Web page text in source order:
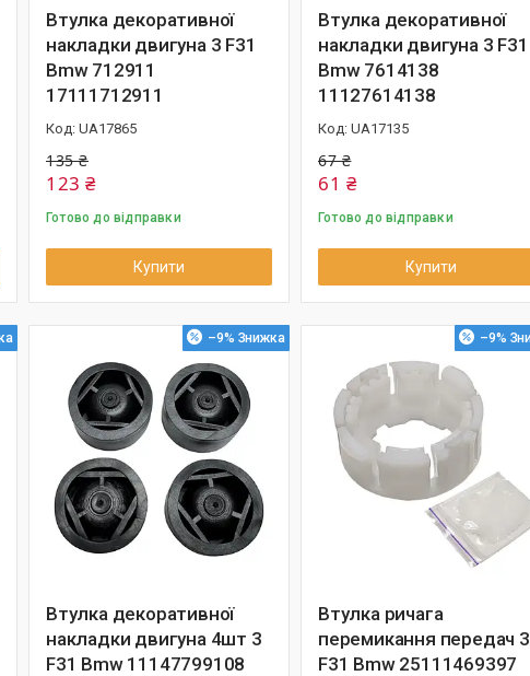
Втулка декоративної
накладки двигуна 3 F31
Bmw 712911
17111712911
UA17865
135 ₴
123 ₴
Готово до відправки
Купити
Втулка декоративної
накладки двигуна 3 F31
Bmw 7614138
11127614138
UA17135
67 ₴
61 ₴
Готово до відправки
Купити
–9%
Втулка декоративної
накладки двигуна 4шт 3
F31 Bmw 11147799108
–9%
Втулка ричага
перемикання передач 3
F31 Bmw 25111469397